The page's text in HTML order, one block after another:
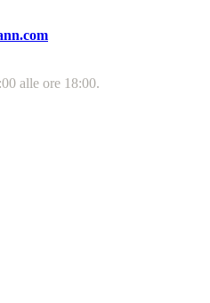
alle ore 18:00.